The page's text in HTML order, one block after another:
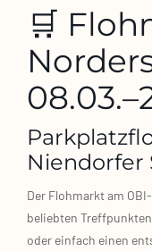
🛒
Niendorfer
Der Floh­markt am
belieb­ten
oder ein­fach einen